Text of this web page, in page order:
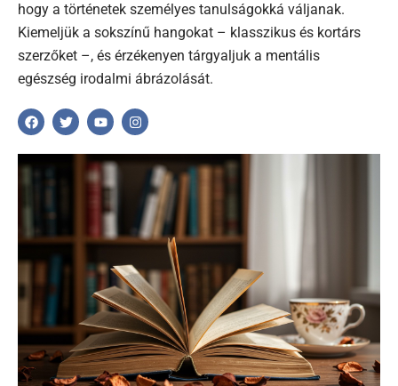
hogy a történetek személyes tanulságokká váljanak.
Kiemeljük a sokszínű hangokat – klasszikus és kortárs
szerzőket –, és érzékenyen tárgyaljuk a mentális
egészség irodalmi ábrázolását.